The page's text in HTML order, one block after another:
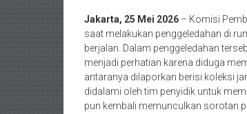
Jakarta, 25 Mei 2026 – Komisi
saat melakukan penggeledahan di
berjalan. Dalam penggeledahan
menjadi perhatian karena diduga
antaranya dilaporkan berisi koleksi
didalami oleh tim penyidik untuk
pun kembali memunculkan sorotan